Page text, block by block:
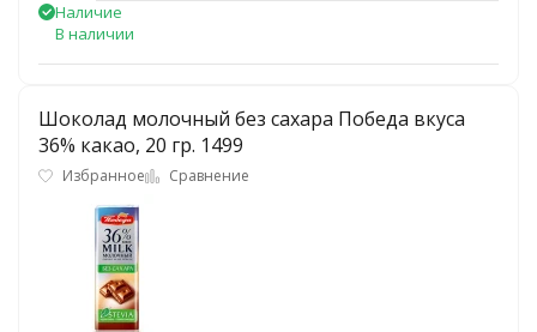
Наличие
В наличии
Шоколад молочный без сахара Победа вкуса
36% какао, 20 гр. 1499
Избранное Сравнение